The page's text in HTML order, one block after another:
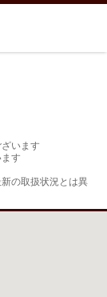
います
す
の取扱状況とは異